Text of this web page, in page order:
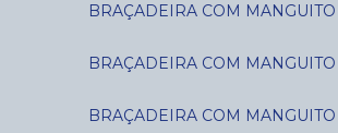
BRAÇADEIRA COM
BRAÇADEIRA COM
BRAÇADEIRA COM